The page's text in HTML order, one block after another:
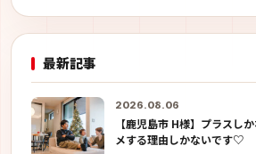
最新記事
2026.08.06
【鹿児島市 H様】プラスし
メする理由しかないです♡